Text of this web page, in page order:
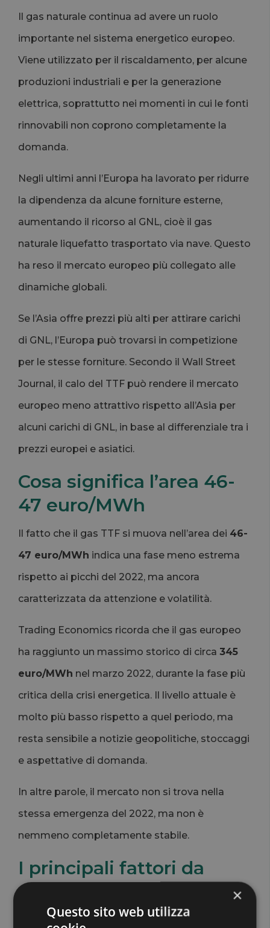
Il gas naturale continua ad avere un ruolo
importante nel sistema energetico europeo.
Viene utilizzato per il riscaldamento, per alcune
produzioni industriali e per la generazione
elettrica, soprattutto nei momenti in cui le fonti
rinnovabili non coprono completamente la
domanda.
Negli ultimi anni l’Europa ha lavorato per ridurre
la dipendenza da alcune forniture esterne,
aumentando il ricorso al GNL, cioè il gas
naturale liquefatto trasportato via nave. Questo
ha reso il mercato europeo più collegato alle
dinamiche globali.
Se l’Asia offre prezzi più alti per attirare carichi
di GNL, l’Europa può trovarsi in competizione
per le stesse forniture. Secondo il Wall Street
Journal, il calo del TTF può rendere il mercato
europeo meno attrattivo rispetto all’Asia per
alcuni carichi di GNL, in base al differenziale tra i
prezzi europei e asiatici.
Cosa significa l’area 46-
47 euro/MWh
Il fatto che il gas TTF si muova nell’area dei 46-
47 euro/MWh indica una fase meno estrema
rispetto ai picchi del 2022, ma ancora
caratterizzata da attenzione e volatilità.
Trading Economics ricorda che il gas europeo
ha raggiunto un massimo storico di circa 345
euro/MWh nel marzo 2022, durante la fase più
critica della crisi energetica. Il livello attuale è
molto più basso rispetto a quel periodo, ma
resta sensibile a notizie geopolitiche, stoccaggi
e aspettative di domanda.
In altre parole, il mercato non si trova nella
stessa emergenza del 2022, ma non è
nemmeno completamente stabile.
I principali fattori da
monitorare nei prossimi
mesi
×
Questo sito web utilizza